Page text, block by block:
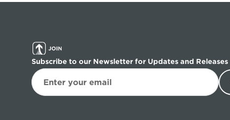
Subscribe to our Newsletter for Updates and Releases